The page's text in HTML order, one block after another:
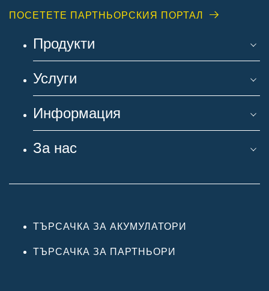
ПОСЕТЕТЕ ПАРТНЬОРСКИЯ ПОРТАЛ
Продукти
Услуги
Информация
За нас
ТЪРСАЧКА ЗА АКУМУЛАТОРИ
ТЪРСАЧКА ЗА ПАРТНЬОРИ